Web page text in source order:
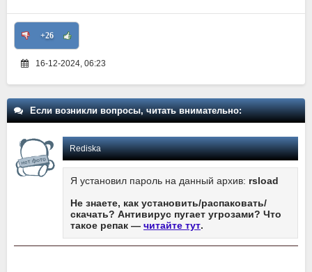
+26
16-12-2024, 06:23
Если возникли вопросы, читать внимательно:
Rediska
Я установил пароль на данный архив: rsload
Не знаете, как установить/распаковать/
скачать? Антивирус пугает угрозами? Что
такое репак — читайте тут.